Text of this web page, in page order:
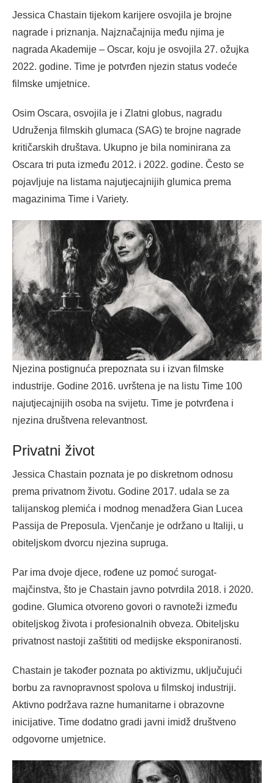
Jessica Chastain tijekom karijere osvojila je brojne
nagrade i priznanja. Najznačajnija među njima je
nagrada Akademije – Oscar, koju je osvojila 27. ožujka
2022. godine. Time je potvrđen njezin status vodeće
filmske umjetnice.
Osim Oscara, osvojila je i Zlatni globus, nagradu
Udruženja filmskih glumaca (SAG) te brojne nagrade
kritičarskih društava. Ukupno je bila nominirana za
Oscara tri puta između 2012. i 2022. godine. Često se
pojavljuje na listama najutjecajnijih glumica prema
magazinima Time i Variety.
Njezina postignuća prepoznata su i izvan filmske
industrije. Godine 2016. uvrštena je na listu Time 100
najutjecajnijih osoba na svijetu. Time je potvrđena i
njezina društvena relevantnost.
Privatni život
Jessica Chastain poznata je po diskretnom odnosu
prema privatnom životu. Godine 2017. udala se za
talijanskog plemića i modnog menadžera Gian Lucea
Passija de Preposula. Vjenčanje je održano u Italiji, u
obiteljskom dvorcu njezina supruga.
Par ima dvoje djece, rođene uz pomoć surogat-
majčinstva, što je Chastain javno potvrdila 2018. i 2020.
godine. Glumica otvoreno govori o ravnoteži između
obiteljskog života i profesionalnih obveza. Obiteljsku
privatnost nastoji zaštititi od medijske eksponiranosti.
Chastain je također poznata po aktivizmu, uključujući
borbu za ravnopravnost spolova u filmskoj industriji.
Aktivno podržava razne humanitarne i obrazovne
inicijative. Time dodatno gradi javni imidž društveno
odgovorne umjetnice.